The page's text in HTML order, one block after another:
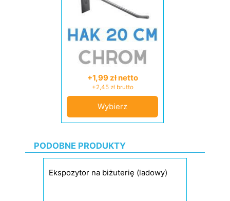
+1,99 zł netto
+2,45 zł brutto
Wybierz
PODOBNE PRODUKTY
Ekspozytor na biżuterię (ladowy)